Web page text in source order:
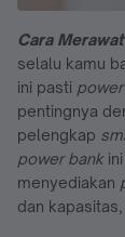
Cara
selalu kamu
ini pasti
pentingnya
pelengkap
power bankini
menyediakan
dan